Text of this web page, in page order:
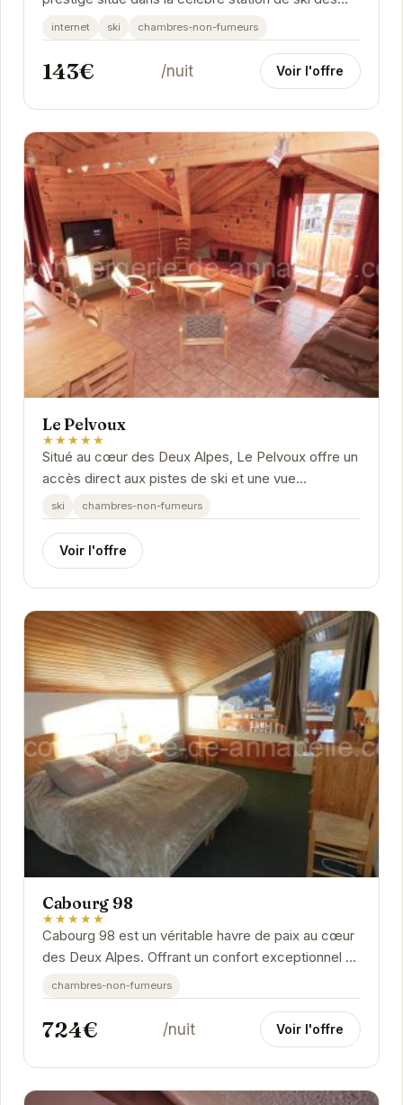
Deux Alpes. Offrant un accès direct aux pistes,...
internet ski chambres-non-fumeurs
143€ /nuit Voir l'offre
Le Pelvoux
★★★★★
Situé au cœur des Deux Alpes, Le Pelvoux offre un
accès direct aux pistes de ski et une vue
imprenable sur les montagnes environnantes....
ski chambres-non-fumeurs
Voir l'offre
Cabourg 98
★★★★★
Cabourg 98 est un véritable havre de paix au cœur
des Deux Alpes. Offrant un confort exceptionnel et
une vue imprenable sur les montagnes, cet...
chambres-non-fumeurs
724€ /nuit Voir l'offre